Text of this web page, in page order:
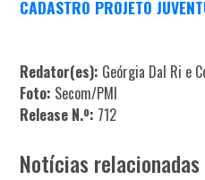
CADASTRO PROJETO
Redator(es): Geórgia Dal Ri e
Foto: Secom/PMI
Release N.º: 712
Notícias relacionadas